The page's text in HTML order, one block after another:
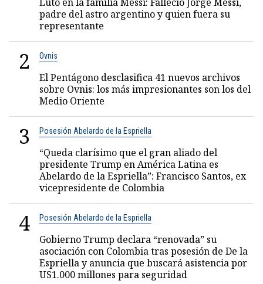
padre del astro argentino y quien fuera su
representante
2 Ovnis
El Pentágono desclasifica 41 nuevos archivos
sobre Ovnis: los más impresionantes son los del
Medio Oriente
3 Posesión Abelardo de la Espriella
“Queda clarísimo que el gran aliado del
presidente Trump en América Latina es
Abelardo de la Espriella”: Francisco Santos, ex
vicepresidente de Colombia
4 Posesión Abelardo de la Espriella
Gobierno Trump declara “renovada” su
asociación con Colombia tras posesión de De la
Espriella y anuncia que buscará asistencia por
US1.000 millones para seguridad